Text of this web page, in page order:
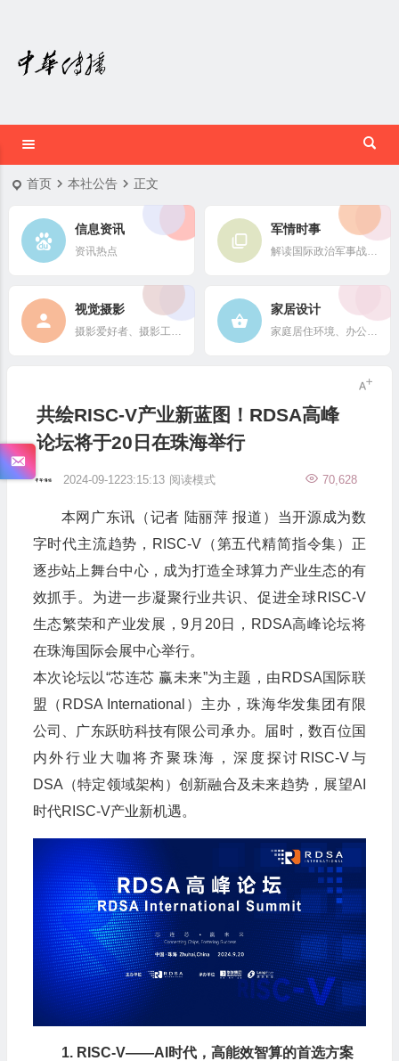
首页 本社公告 正文
信息资讯
资讯热点
军情时事
解读国际政治军事战略格局
视觉摄影
摄影爱好者、摄影工作者及摄影行业信息
家居设计
家庭居住环境、办公场所、公共空间陈设风格以设计搭配
共绘RISC-V产业新蓝图！RDSA高峰
论坛将于20日在珠海举行
2024-09-1223:15:13 70,628
阅读模式
本网广东讯（记者 陆丽萍 报道）当开源成为数
字时代主流趋势，RISC-V（第五代精简指令集）正
逐步站上舞台中心，成为打造全球算力产业生态的有
效抓手。为进一步凝聚行业共识、促进全球RISC-V
生态繁荣和产业发展，9月20日，RDSA高峰论坛将
在珠海国际会展中心举行。
本次论坛以“芯连芯 赢未来”为主题，由RDSA国际联
盟（RDSA International）主办，珠海华发集团有限
公司、广东跃昉科技有限公司承办。届时，数百位国
内外行业大咖将齐聚珠海，深度探讨RISC-V与
DSA（特定领域架构）创新融合及未来趋势，展望AI
时代RISC-V产业新机遇。
1. RISC-V——AI时代，高能效智算的首选方案